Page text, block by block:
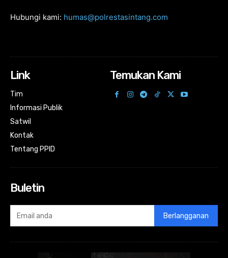
Hubungi kami: humas@polrestasintang.com
Link
Tim
Informasi Publik
Satwil
Kontak
Tentang PPID
Temukan Kami
Buletin
Berlangganan